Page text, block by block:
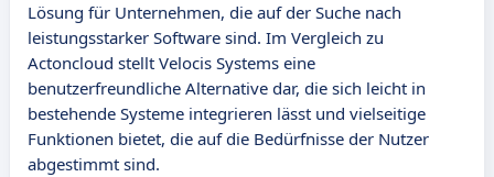
Lösung für Unternehmen, die auf der Suche nach
leistungsstarker Software sind. Im Vergleich zu
Actoncloud stellt Velocis Systems eine
benutzerfreundliche Alternative dar, die sich leicht in
bestehende Systeme integrieren lässt und vielseitige
Funktionen bietet, die auf die Bedürfnisse der Nutzer
abgestimmt sind.